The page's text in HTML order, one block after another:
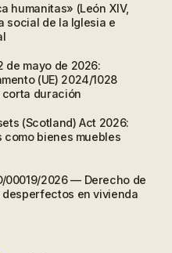
humanitas» (León XIV,
social de la Iglesia e
de mayo de 2026:
(UE) 2024/1028
duración
(Scotland) Act 2026:
bienes muebles
00019/2026 — Derecho de
en vivienda